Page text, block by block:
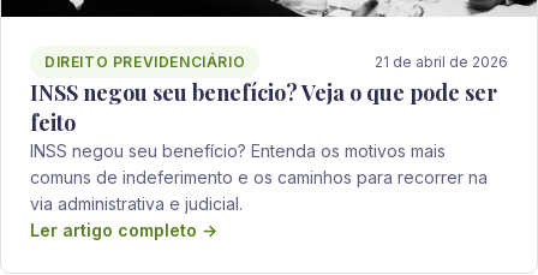
DIREITO PREVIDENCIÁRIO 21 de abril de 2026
INSS negou seu benefício? Veja o que pode ser
feito
INSS negou seu benefício? Entenda os motivos mais
comuns de indeferimento e os caminhos para recorrer na
via administrativa e judicial.
Ler artigo completo →